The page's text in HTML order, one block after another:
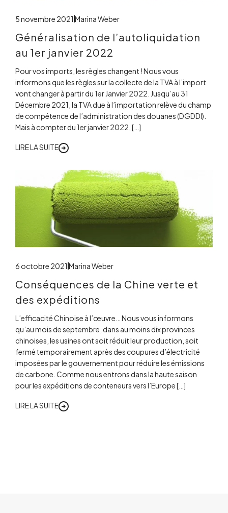
5 novembre 2021 Marina Weber
Généralisation de l’autoliquidation
au 1er janvier 2022
Pour vos imports, les règles changent ! Nous vous
informons que les règles sur la collecte de la TVA à l’import
vont changer à partir du 1er Janvier 2022. Jusqu’au 31
Décembre 2021, la TVA due à l’importation relève du champ
de compétence de l’administration des douanes (DGDDI).
Mais à compter du 1er janvier 2022, […]
LIRE LA SUITE
6 octobre 2021 Marina Weber
Conséquences de la Chine verte et
des expéditions
L’efficacité Chinoise à l’œuvre… Nous vous informons
qu’au mois de septembre, dans au moins dix provinces
chinoises, les usines ont soit réduit leur production, soit
fermé temporairement après des coupures d’électricité
imposées par le gouvernement pour réduire les émissions
de carbone. Comme nous entrons dans la haute saison
pour les expéditions de conteneurs vers l’Europe […]
LIRE LA SUITE